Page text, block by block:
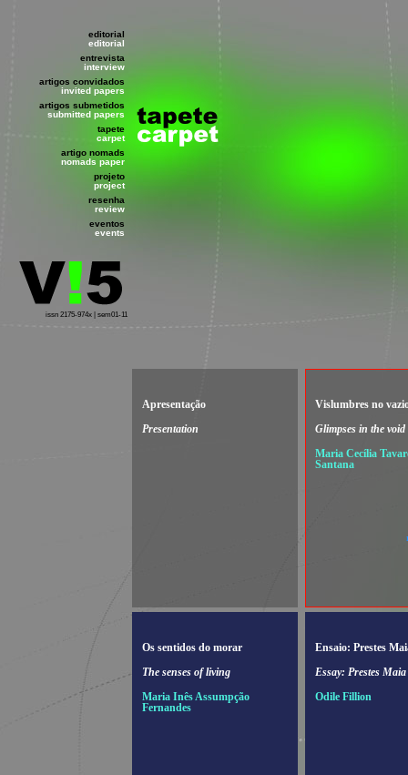
editorial
editorial
entrevista
interview
artigos convidados
invited papers
artigos submetidos
submitted papers
tapete
carpet
artigo nomads
nomads paper
projeto
project
resenha
review
eventos
events
issn 2175-974x | sem01-11
Apresentação
Presentation
Vislumbres no
Glimpses in the void
Maria Cecília
Santana
Os sentidos do morar
The senses of living
Maria Inês Assumpção
Fernandes
Ensaio: Prestes
Essay: Prestes Maia
Odile Fillion